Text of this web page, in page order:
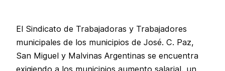
El Sindicato de Trabajadoras y Trabajadores
municipales de los municipios de José. C. Paz,
San Miguel y Malvinas Argentinas se encuentra
exigiendo a los municipios aumento salarial, un